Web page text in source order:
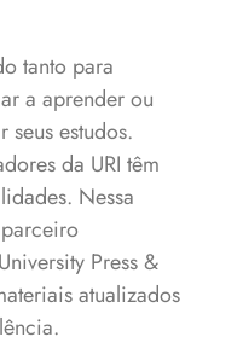
tanto para
a aprender ou
seus estudos.
da URI têm
Nessa
Press &
atualizados